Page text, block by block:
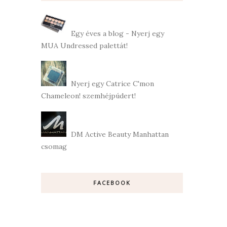
Egy éves a blog - Nyerj egy
MUA Undressed palettát!
Nyerj egy Catrice C'mon
Chameleon! szemhéjpúdert!
DM Active Beauty Manhattan
csomag
FACEBOOK